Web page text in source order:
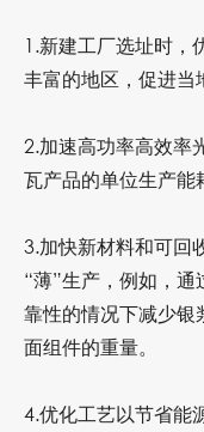
1.新建工厂选址时，
丰富的地区，促进当
2.加速高功率高效率
瓦产品的单位生产能
3.加快新材料和可回
“薄”生产，例如，
靠性的情况下减少银
面组件的重量。
4.优化工艺以节省能